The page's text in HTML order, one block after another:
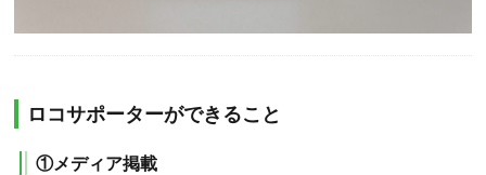
ロコサポーターができること
①メディア掲載